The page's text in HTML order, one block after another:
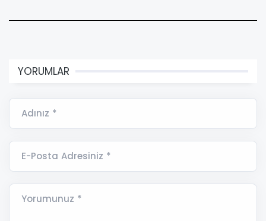
YORUMLAR
Adınız *
E-Posta Adresiniz *
Yorumunuz *